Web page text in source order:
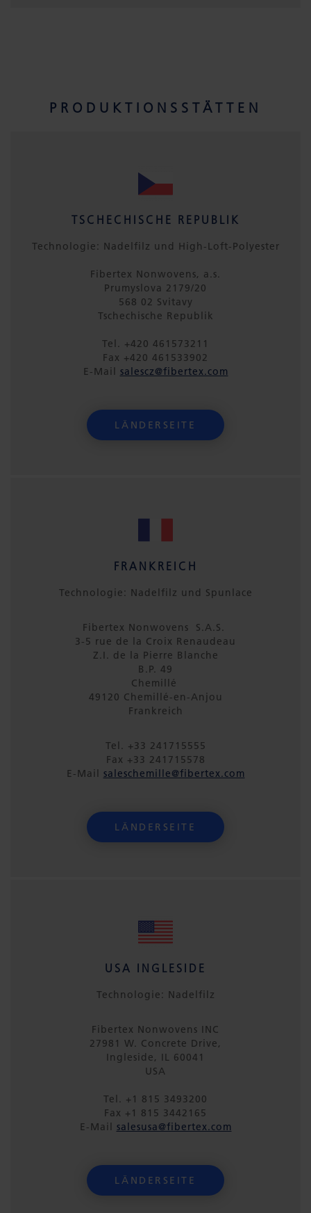
PRODUKTIONSSTÄTTEN
TSCHECHISCHE REPUBLIK
Technologie: Nadelfilz und High-Loft-Polyester
Fibertex Nonwovens, a.s.
Prumyslova 2179/20
568 02 Svitavy
Tschechische Republik
Tel. +420 461573211
Fax +420 461533902
E-Mail salescz@fibertex.com
LÄNDERSEITE
FRANKREICH
Technologie: Nadelfilz und Spunlace
Fibertex Nonwovens S.A.S.
3-5 rue de la Croix Renaudeau
Z.I. de la Pierre Blanche
B.P. 49
Chemillé
49120 Chemillé-en-Anjou
Frankreich
Tel. +33 241715555
Fax +33 241715578
E-Mail saleschemille@fibertex.com
LÄNDERSEITE
USA INGLESIDE
Technologie: Nadelfilz
Fibertex Nonwovens INC
27981 W. Concrete Drive,
Ingleside, IL 60041
USA
Tel. +1 815 3493200
Fax +1 815 3442165
E-Mail salesusa@fibertex.com
LÄNDERSEITE